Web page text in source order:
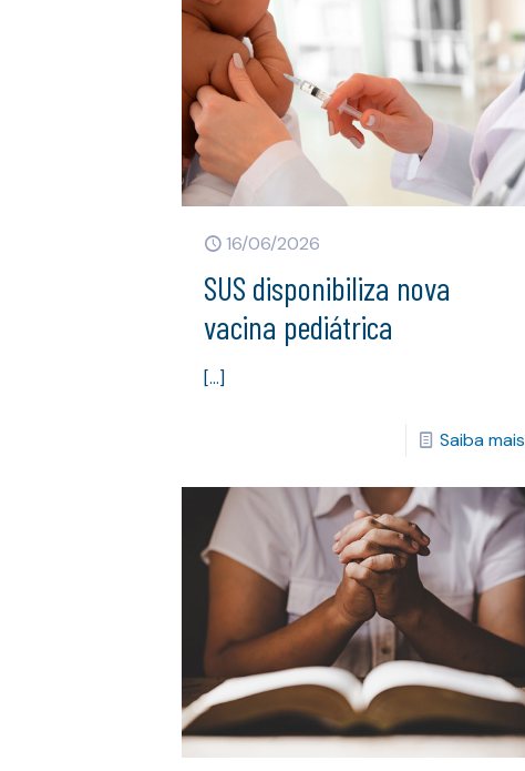
16/06/2026
SUS disponibiliza nova
vacina pediátrica
[…]
Saiba mais